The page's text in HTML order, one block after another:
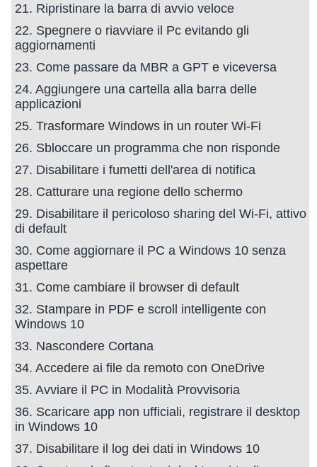
21. Ripristinare la barra di avvio veloce
22. Spegnere o riavviare il Pc evitando gli
aggiornamenti
23. Come passare da MBR a GPT e viceversa
24. Aggiungere una cartella alla barra delle
applicazioni
25. Trasformare Windows in un router Wi-Fi
26. Sbloccare un programma che non risponde
27. Disabilitare i fumetti dell'area di notifica
28. Catturare una regione dello schermo
29. Disabilitare il pericoloso sharing del Wi-Fi, attivo
di default
30. Come aggiornare il PC a Windows 10 senza
aspettare
31. Come cambiare il browser di default
32. Stampare in PDF e scroll intelligente con
Windows 10
33. Nascondere Cortana
34. Accedere ai file da remoto con OneDrive
35. Avviare il PC in Modalità Provvisoria
36. Scaricare app non ufficiali, registrare il desktop
in Windows 10
37. Disabilitare il log dei dati in Windows 10